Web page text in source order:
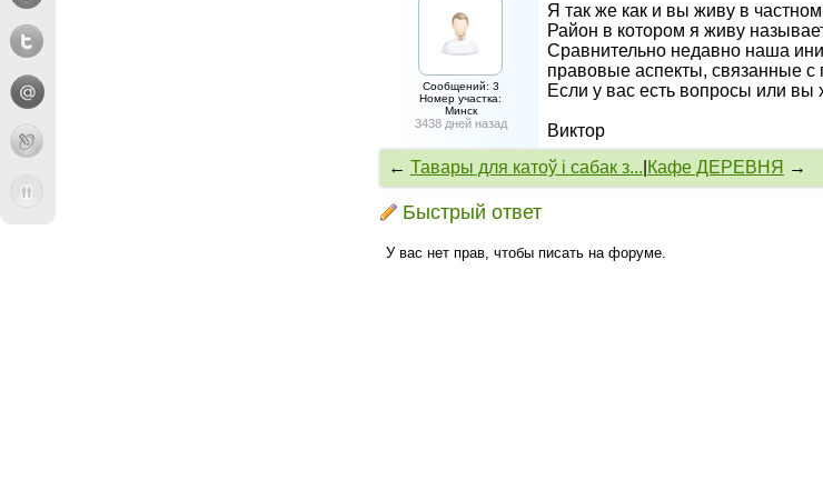
Сообщений: 3
Номер участка:
Минск
3438 дней назад
Я так же как и вы живу в
Район в котором я живу
Сравнительно недавно наша
правовые аспекты, связанные
Если у вас есть вопросы или вы
Виктор
← Тавары для катоў і сабак з... Кафе ДЕРЕВНЯ →
Быстрый ответ
У вас нет прав, чтобы писать на форуме.